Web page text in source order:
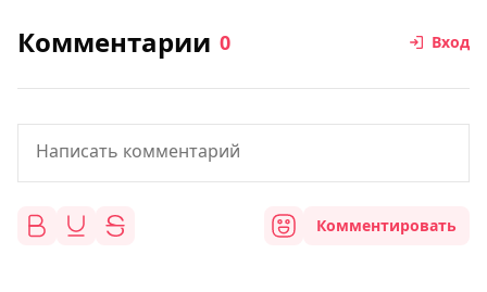
Комментарии 0 Вход
Комментировать